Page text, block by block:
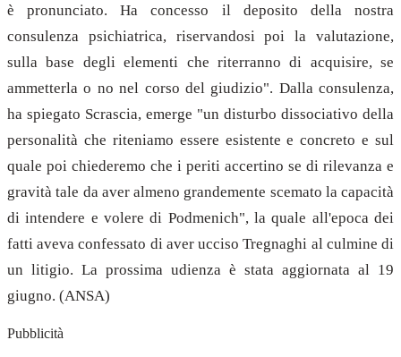
è pronunciato. Ha concesso il deposito della nostra
consulenza psichiatrica, riservandosi poi la valutazione,
sulla base degli elementi che riterranno di acquisire, se
ammetterla o no nel corso del giudizio". Dalla consulenza,
ha spiegato Scrascia, emerge "un disturbo dissociativo della
personalità che riteniamo essere esistente e concreto e sul
quale poi chiederemo che i periti accertino se di rilevanza e
gravità tale da aver almeno grandemente scemato la capacità
di intendere e volere di Podmenich", la quale all'epoca dei
fatti aveva confessato di aver ucciso Tregnaghi al culmine di
un litigio. La prossima udienza è stata aggiornata al 19
giugno. (ANSA)
Pubblicità